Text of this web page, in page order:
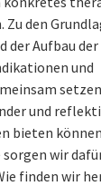
Zu den
der Aufbau
und
und
bieten
wir
finden wir